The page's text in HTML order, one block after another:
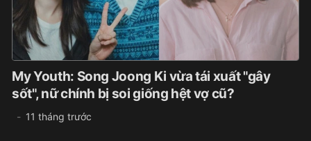
My Youth: Song Joong Ki vừa tái xuất "gây
sốt", nữ chính bị soi giống hệt vợ cũ?
11 tháng trước